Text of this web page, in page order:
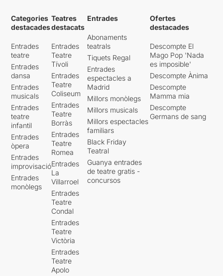
Categories
destacades
Entrades
teatre
Entrades
dansa
Entrades
musicals
Entrades
teatre
infantil
Entrades
òpera
Entrades
improvisació
Entrades
monòlegs
Teatres
destacats
Entrades
Teatre
Tívoli
Entrades
Teatre
Coliseum
Entrades
Teatre
Borràs
Entrades
Teatre
Romea
Entrades
La
Villarroel
Entrades
Teatre
Condal
Entrades
Teatre
Victòria
Entrades
Teatre
Apolo
Entrades
Abonaments
teatrals
Tiquets Regal
Entrades
espectacles a
Madrid
Millors monòlegs
Millors musicals
Millors espectacles
familiars
Black Friday
Teatral
Guanya entrades
de teatre gratis -
concursos
Ofertes
destacades
Descompte El
Mago Pop 'Nada
es imposible'
Descompte Ànima
Descompte
Mamma mia
Descompte
Germans de sang